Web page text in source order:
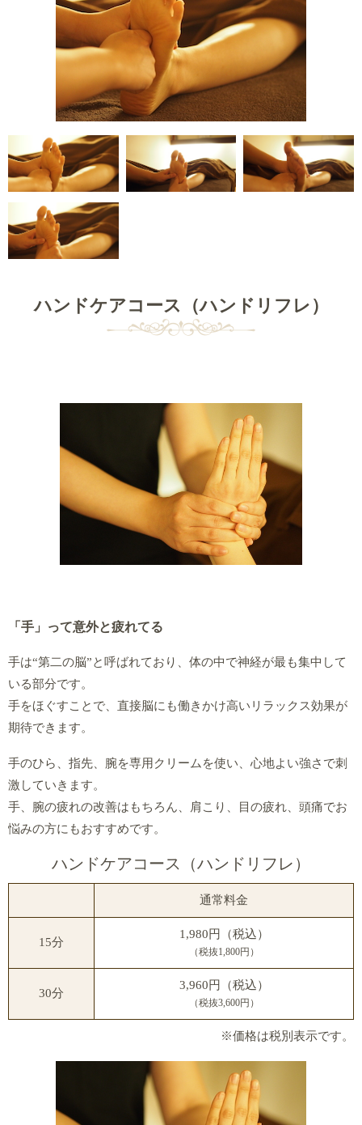
ハンドケアコース（ハンドリフレ）
「手」って意外と疲れてる
手は“第二の脳”と呼ばれており、体の中で神経が最も集中して
いる部分です。
手をほぐすことで、直接脳にも働きかけ高いリラックス効果が
期待できます。
手のひら、指先、腕を専用クリームを使い、心地よい強さで刺
激していきます。
手、腕の疲れの改善はもちろん、肩こり、目の疲れ、頭痛でお
悩みの方にもおすすめです。
ハンドケアコース（ハンドリフレ）
通常料金
15分
1,980円（税込）
（税抜1,800円）
30分
3,960円（税込）
（税抜3,600円）
※価格は税別表示です。